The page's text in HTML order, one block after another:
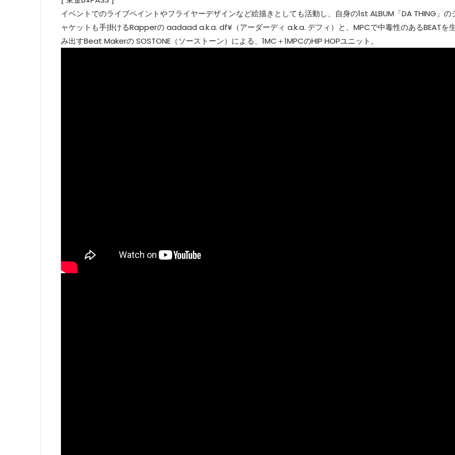
イベントでのライブペイントやフライヤーデザインなど絵描きとしても活動し、自身の1st ALBUM「DA THING」の
ャケットも手掛けるRapperの aadaad a.k.a. df¥（アーダーディ a.k.a. デフィ）と、MPCで中毒性のあるBEATを
み出すBeat Makerの SOSTONE（ソーストーン）による、1MC＋1MPCのHIP HOPユニット。